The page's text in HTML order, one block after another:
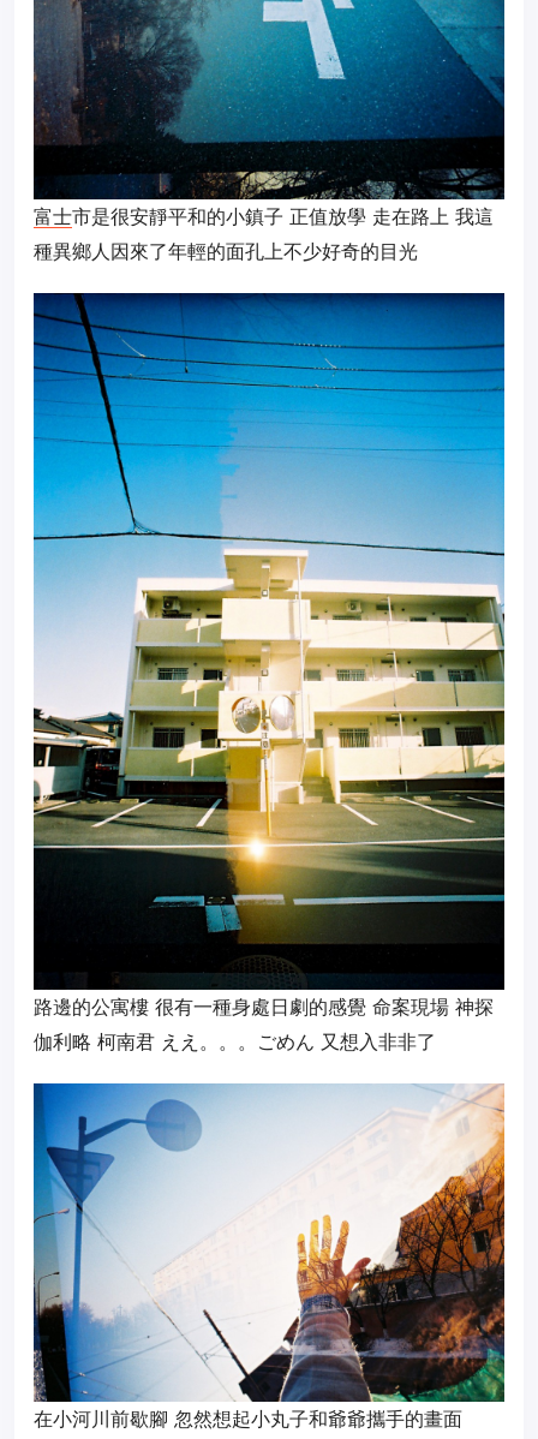
富士市是很安靜平和的小鎮子 正值放學 走在路上 我這
種異鄉人因來了年輕的面孔上不少好奇的目光
路邊的公寓樓 很有一種身處日劇的感覺 命案現場 神探
伽利略 柯南君 ええ。。。ごめん 又想入非非了
在小河川前歇腳 忽然想起小丸子和爺爺攜手的畫面